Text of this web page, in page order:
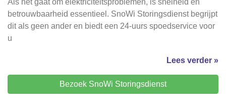
betrouwbaarheid essentieel. SnoWi Storingsdienst begrijpt
dit als geen ander en biedt een 24-uurs spoedservice voor
u
Lees verder »
Bezoek SnoWi Storingsdienst